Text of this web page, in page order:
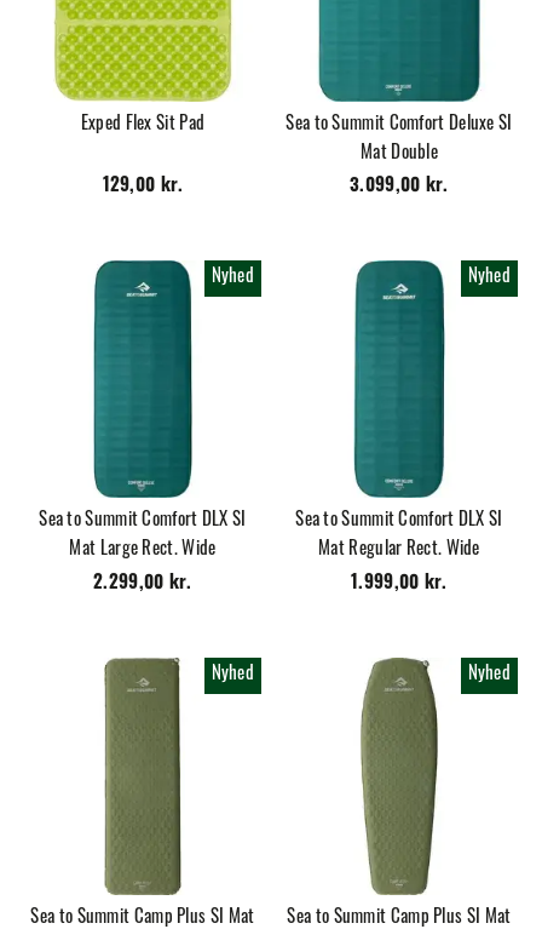
Exped Flex Sit Pad
129,00 kr.
Sea to Summit Comfort Deluxe SI
Mat Double
3.099,00 kr.
Nyhed
Sea to Summit Comfort DLX SI
Mat Large Rect. Wide
2.299,00 kr.
Nyhed
Sea to Summit Comfort DLX SI
Mat Regular Rect. Wide
1.999,00 kr.
Nyhed
Sea to Summit Camp Plus SI Mat
Nyhed
Sea to Summit Camp Plus SI Mat